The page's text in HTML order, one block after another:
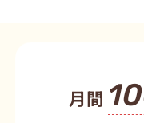
月間